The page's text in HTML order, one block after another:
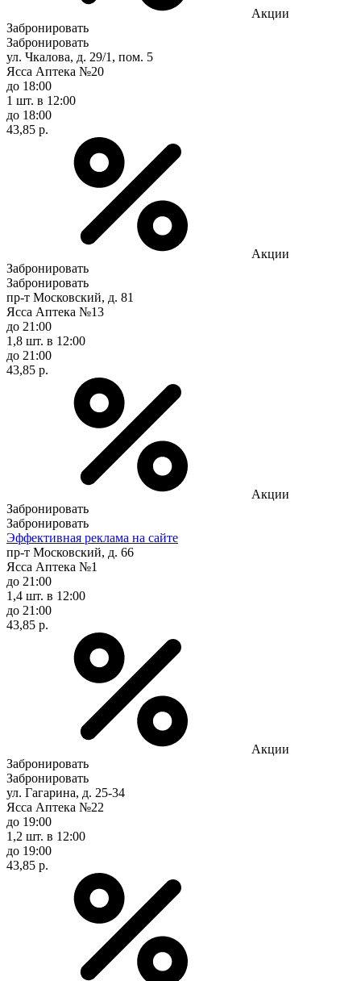
Акции
Забронировать
Забронировать
ул. Чкалова, д. 29/1, пом. 5
Ясса Аптека №20
до 18:00
1 шт. в 12:00
до 18:00
43,85 р.
Акции
Забронировать
Забронировать
пр-т Московский, д. 81
Ясса Аптека №13
до 21:00
1,8 шт. в 12:00
до 21:00
43,85 р.
Акции
Забронировать
Забронировать
Эффективная реклама на сайте
пр-т Московский, д. 66
Ясса Аптека №1
до 21:00
1,4 шт. в 12:00
до 21:00
43,85 р.
Акции
Забронировать
Забронировать
ул. Гагарина, д. 25-34
Ясса Аптека №22
до 19:00
1,2 шт. в 12:00
до 19:00
43,85 р.